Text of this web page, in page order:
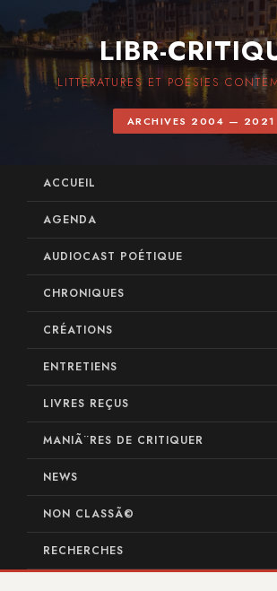
LIBR-
LITTÉRATURES ET POÉSIES
ARCHIVES 2004 — 2021
ACCUEIL
AGENDA
AUDIOCAST POÉTIQUE
CHRONIQUES
CRÉATIONS
ENTRETIENS
LIVRES REÇUS
MANIÃ¨RES DE CRITIQUER
NEWS
NON CLASSÃ©
RECHERCHES